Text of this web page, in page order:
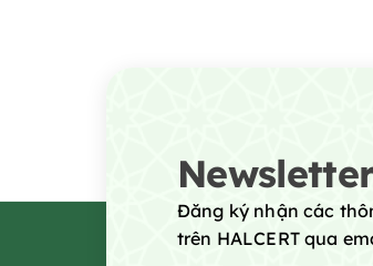
Đăng ký nhận các
trên HALCERT qua